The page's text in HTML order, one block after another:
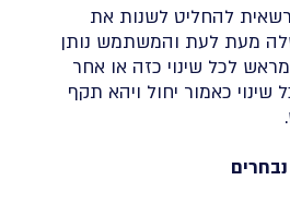
להחליט לשנות את
מעת לעת והמשתמש נותן
לכל שינוי כזה או אחר
שינוי כאמור יחול ויהא תקף